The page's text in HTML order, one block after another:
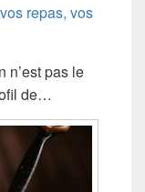
repas, vos
n’est pas le
de…